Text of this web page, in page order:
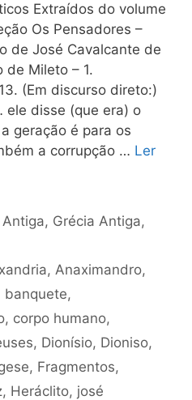
Extraídos do volume
Os Pensadores –
de José Cavalcante de
de Mileto – 1.
(Em discurso direto:)
disse (que era) o
geração é para os
a corrupção … Ler
, Grécia Antiga,
,Anaximandro,
banquete,
, corpo humano,
, Dionísio, Dioniso,
, Fragmentos,
, Heráclito, josé